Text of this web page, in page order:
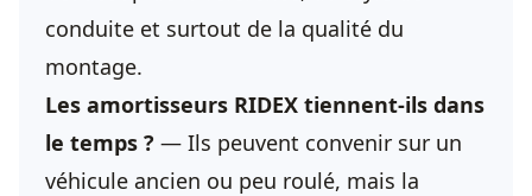
conduite et surtout de la qualité du
montage.
Les amortisseurs RIDEX tiennent-ils dans
le temps ? — Ils peuvent convenir sur un
véhicule ancien ou peu roulé, mais la